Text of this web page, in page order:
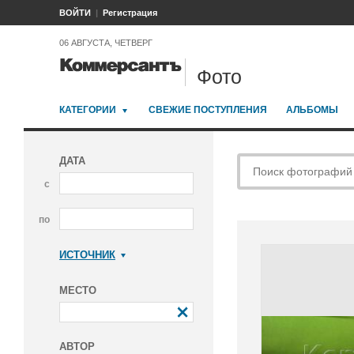
ВОЙТИ Регистрация
06 АВГУСТА, ЧЕТВЕРГ
Фото
КАТЕГОРИИ СВЕЖИЕ ПОСТУПЛЕНИЯ АЛЬБОМЫ
ДАТА
с
по
ИСТОЧНИК
МЕСТО
АВТОР